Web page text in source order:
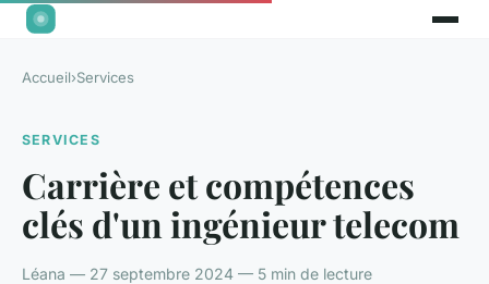
Accueil›Services
SERVICES
Carrière et compétences
clés d'un ingénieur telecom
Léana — 27 septembre 2024 — 5 min de lecture